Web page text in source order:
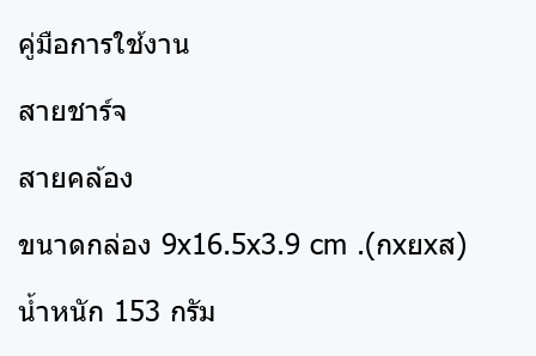
คู่มือการใช้งาน
สายชาร์จ
สายคล้อง
ขนาดกล่อง 9x16.5x3.9 cm .(กxยxส)
น้ำหนัก 153 กรัม